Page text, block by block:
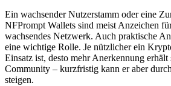
Ein wachsender Nutzerstamm oder eine
NFPrompt Wallets sind meist Anzeichen
wachsendes Netzwerk. Auch praktische
eine wichtige Rolle. Je nützlicher ein
Einsatz ist, desto mehr Anerkennung
Community – kurzfristig kann er aber
steigen.